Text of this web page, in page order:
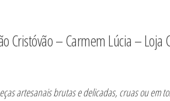
Cristóvão – Carmem Lúcia – Loja
artesanais brutas e delicadas, cruas ou em